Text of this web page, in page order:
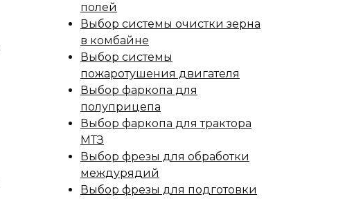
полей
Выбор системы очистки зерна
в комбайне
Выбор системы
пожаротушения двигателя
Выбор фаркопа для
полуприцепа
Выбор фаркопа для трактора
МТЗ
Выбор фрезы для обработки
междурядий
Выбор фрезы для подготовки